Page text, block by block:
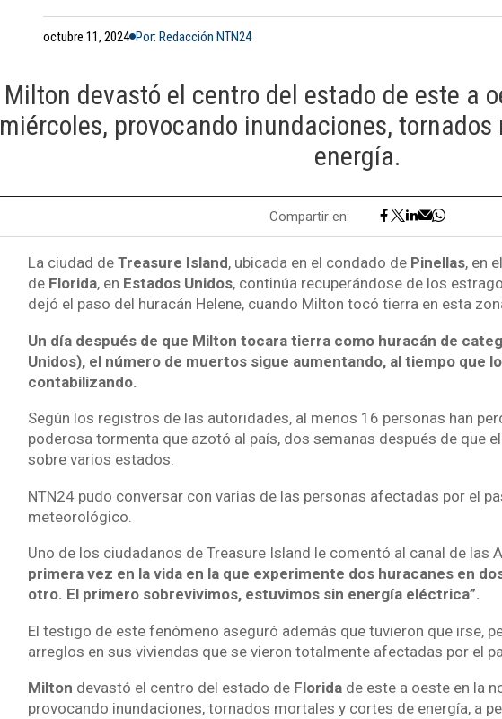
octubre 11, 2024 Por: Redacción NTN24
Milton devastó el centro del estado de este a
miércoles, provocando inundaciones,
energía.
Compartir en:
La ciudad de Treasure Island, ubicada en el condado de Pinellas, en
de Florida, en Estados Unidos, continúa recuperándose de los
dejó el paso del huracán Helene, cuando Milton tocó tierra en esta
Un día después de que Milton tocara tierra como huracán de
Unidos), el número de muertos sigue aumentando, al tiempo que
contabilizando.
Según los registros de las autoridades, al menos 16 personas han
poderosa tormenta que azotó al país, dos semanas después de que
sobre varios estados.
NTN24 pudo conversar con varias de las personas afectadas por el
meteorológico.
Uno de los ciudadanos de Treasure Island le comentó al canal de las
primera vez en la vida en la que experimente dos huracanes en
otro. El primero sobrevivimos, estuvimos sin energía eléctrica”.
El testigo de este fenómeno aseguró además que tuvieron que irse,
arreglos en sus viviendas que se vieron totalmente afectadas por el
Milton devastó el centro del estado de Floridade este a oeste en la
provocando inundaciones, tornados mortales y cortes de energía, a